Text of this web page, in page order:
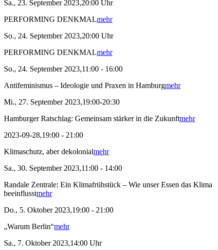
Sa., 23. September 2023,20:00 Uhr
PERFORMING DENKMALmehr
So., 24. September 2023,20:00 Uhr
PERFORMING DENKMALmehr
So., 24. September 2023,11:00 - 16:00
Antifeminismus – Ideologie und Praxen in Hamburgmehr
Mi., 27. September 2023,19:00-20:30
Hamburger Ratschlag: Gemeinsam stärker in die Zukunftmehr
2023-09-28,19:00 - 21:00
Klimaschutz, aber dekolonialmehr
Sa., 30. September 2023,11:00 - 14:00
Randale Zentrale: Ein Klimafrühstück – Wie unser Essen das Klima
beeinflusstmehr
Do., 5. Oktober 2023,19:00 - 21:00
„Warum Berlin“mehr
Sa., 7. Oktober 2023,14:00 Uhr